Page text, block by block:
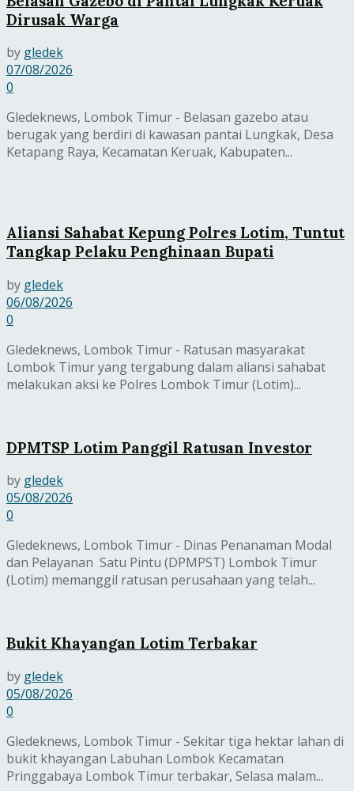
Dirusak Warga
by gledek
07/08/2026
0
Gledeknews, Lombok Timur - Belasan gazebo atau
berugak yang berdiri di kawasan pantai Lungkak, Desa
Ketapang Raya, Kecamatan Keruak, Kabupaten...
Aliansi Sahabat Kepung Polres Lotim, Tuntut
Tangkap Pelaku Penghinaan Bupati
by gledek
06/08/2026
0
Gledeknews, Lombok Timur - Ratusan masyarakat
Lombok Timur yang tergabung dalam aliansi sahabat
melakukan aksi ke Polres Lombok Timur (Lotim)...
DPMTSP Lotim Panggil Ratusan Investor
by gledek
05/08/2026
0
Gledeknews, Lombok Timur - Dinas Penanaman Modal
dan Pelayanan Satu Pintu (DPMPST) Lombok Timur
(Lotim) memanggil ratusan perusahaan yang telah...
Bukit Khayangan Lotim Terbakar
by gledek
05/08/2026
0
Gledeknews, Lombok Timur - Sekitar tiga hektar lahan di
bukit khayangan Labuhan Lombok Kecamatan
Pringgabaya Lombok Timur terbakar, Selasa malam...